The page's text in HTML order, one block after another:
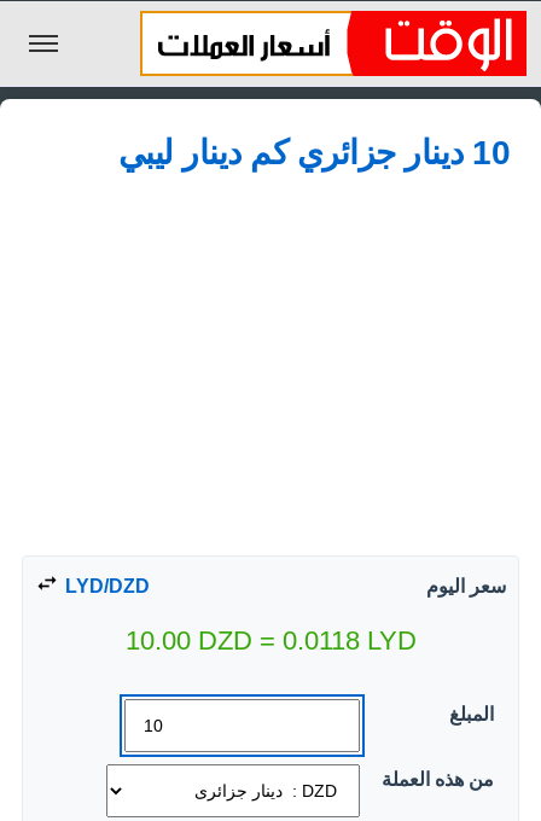
الليرة السورية
الجنيه المصري
10 دينار جزائري كم دينار ليبي
سعر اليوم LYD/DZD
10.00 DZD = 0.0118 LYD
المبلغ
من هذه العملة